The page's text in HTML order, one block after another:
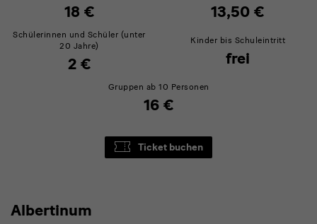
18 € 13,50 €
Schülerinnen und Schüler (unter
20 Jahre)
2 €
Kinder bis Schuleintritt
frei
Gruppen ab 10 Personen
16 €
Ticket buchen
Albertinum
Albertinum